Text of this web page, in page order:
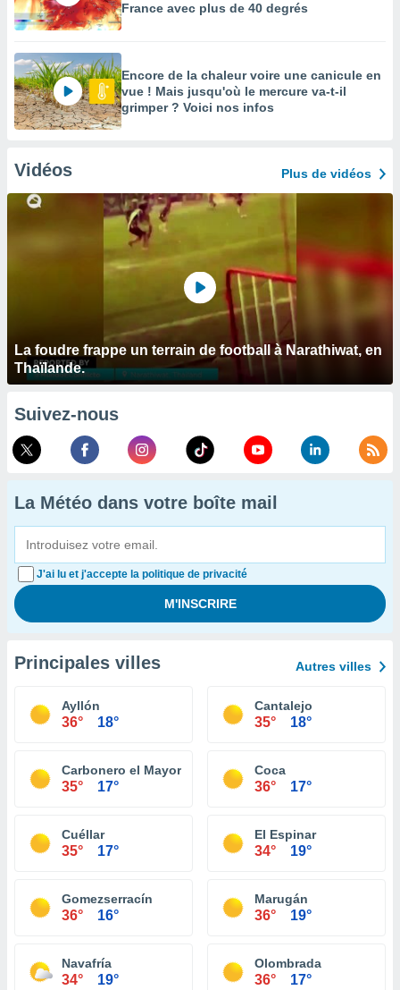
France avec plus de 40 degrés
Encore de la chaleur voire une canicule en
vue ! Mais jusqu'où le mercure va-t-il
grimper ? Voici nos infos
Vidéos Plus de vidéos
La foudre frappe un terrain de football à Narathiwat, en
Thaïlande.
Suivez-nous
La Météo dans votre boîte mail
J'ai lu et j'accepte la politique de privacité
Principales villes Autres villes
Ayllón
36° 18°
Cantalejo
35° 18°
Carbonero el Mayor
35° 17°
Coca
36° 17°
Cuéllar
35° 17°
El Espinar
34° 19°
Gomezserracín
36° 16°
Marugán
36° 19°
Navafría
34° 19°
Olombrada
36° 17°